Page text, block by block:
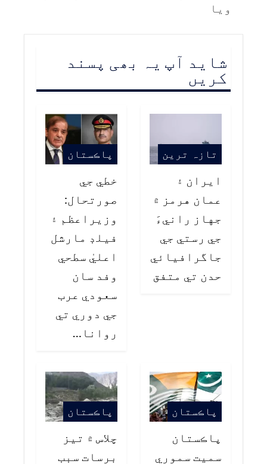
ويا
شاید آپ یہ بھی پسند
کریں
تازہ ترین
ايران ۽
عمان هرمز ۾
جهاز رانيءَ
جي رستي جي
جاگرافيائي
حدن تي متفق
پاڪستان
خطي جي
صورتحال:
وزيراعظم ۽
فيلڊ مارشل
اعليٰ سطحي
وفد سان
سعودي عرب
جي دوري تي
روانا…
پاڪستان
پاڪستان
سميت سموري
پاڪستان
چلاس ۾ تيز
برسات سبب